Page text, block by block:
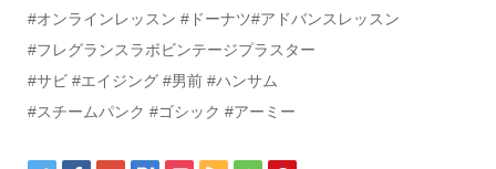
#オンラインレッスン #ドーナツ#アドバンスレッスン
#フレグランスラボビンテージプラスター
#サビ #エイジング #男前 #ハンサム
#スチームパンク #ゴシック #アーミー